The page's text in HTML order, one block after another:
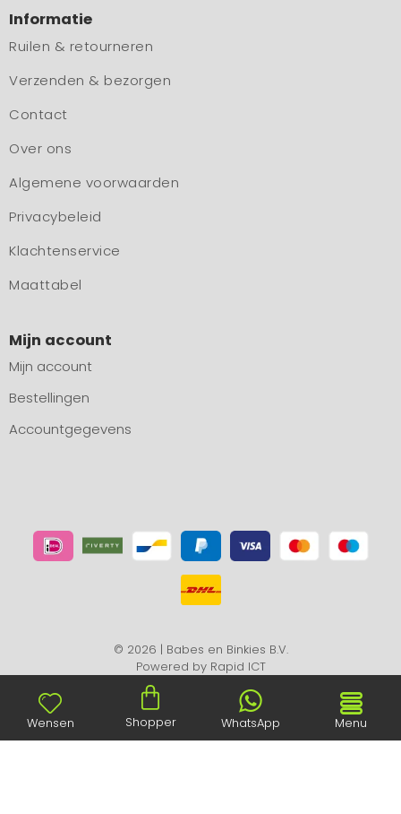
Informatie
Ruilen & retourneren
Verzenden & bezorgen
Contact
Over ons
Algemene voorwaarden
Privacybeleid
Klachtenservice
Maattabel
Mijn account
Mijn account
Bestellingen
Accountgegevens
© 2026 | Babes en Binkies B.V.
Powered by Rapid ICT
Wensen Shopper WhatsApp Menu